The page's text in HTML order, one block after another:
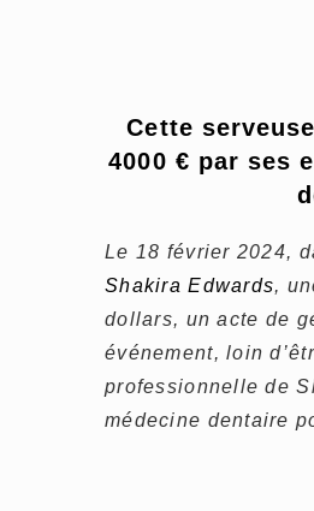
Cette
4000 € par ses
Le 18 février 2024,
Shakira Edwards,
dollars, un acte de
événement, loin
professionnelle de
médecine dentaire